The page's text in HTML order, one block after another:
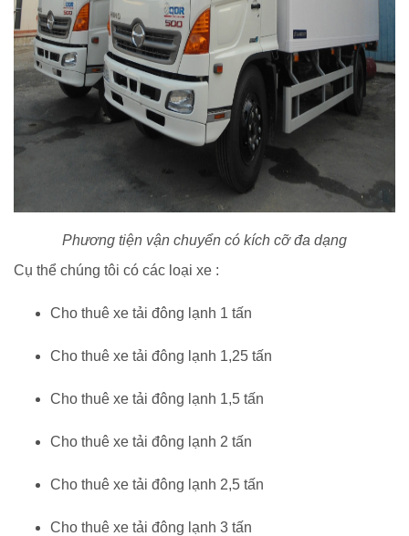
Phương tiện vận chuyển có kích cỡ đa dạng
Cụ thể chúng tôi có các loại xe :
Cho thuê xe tải đông lạnh 1 tấn
Cho thuê xe tải đông lạnh 1,25 tấn
Cho thuê xe tải đông lạnh 1,5 tấn
Cho thuê xe tải đông lạnh 2 tấn
Cho thuê xe tải đông lạnh 2,5 tấn
Cho thuê xe tải đông lạnh 3 tấn